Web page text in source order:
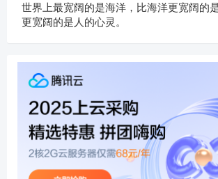
世界上最宽阔的是海洋，比海洋更宽阔的
更宽阔的是人的心灵。